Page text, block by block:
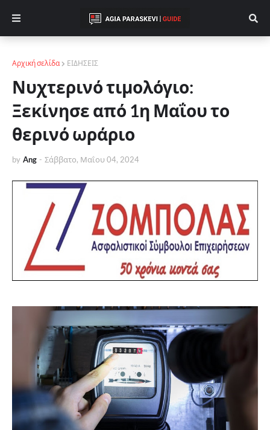
Αρχική σελίδα ΕΙΔΗΣΕΙΣ
Νυχτερινό τιμολόγιο:
Ξεκίνησε από 1η Μαΐου το
θερινό ωράριο
by Ang - Σάββατο, Μαΐου 04, 2024